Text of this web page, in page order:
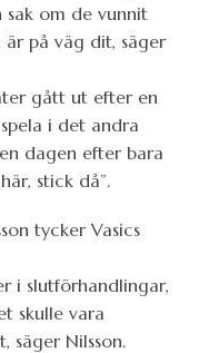
sak om de vunnit
på väg dit, säger
gått ut efter en
i det andra
dagen efter bara
stick då”.
tycker Vasics
i slutförhandlingar,
skulle vara
säger Nilsson.